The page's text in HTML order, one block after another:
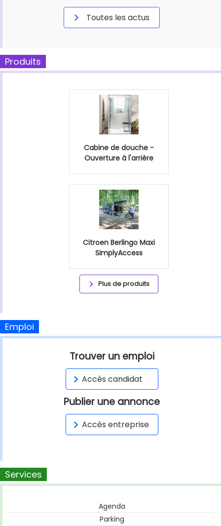
Toutes les actus
Produits
Cabine de douche -
Ouverture à l'arrière
Citroen Berlingo Maxi
SimplyAccess
Plus de produits
Emploi
Trouver un emploi
Accès candidat
Publier une annonce
Accès entreprise
Services
Agenda
Parking